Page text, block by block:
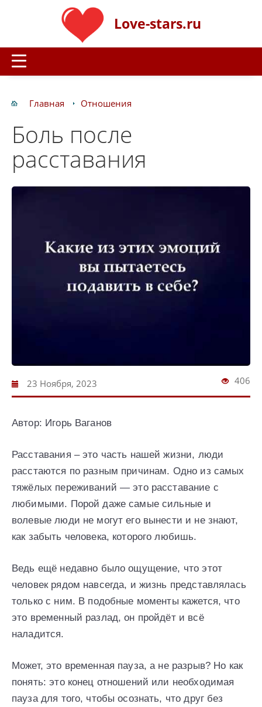
Love-stars.ru
Главная Отношения
Боль после
расставания
23 Ноября, 2023 406
Автор: Игорь Ваганов
Расставания – это часть нашей жизни, люди
расстаются по разным причинам. Одно из самых
тяжёлых переживаний — это расставание с
любимыми. Порой даже самые сильные и
волевые люди не могут его вынести и не знают,
как забыть человека, которого любишь.
Ведь ещё недавно было ощущение, что этот
человек рядом навсегда, и жизнь представлялась
только с ним. В подобные моменты кажется, что
это временный разлад, он пройдёт и всё
наладится.
Может, это временная пауза, а не разрыв? Но как
понять: это конец отношений или необходимая
пауза для того, чтобы осознать, что друг без